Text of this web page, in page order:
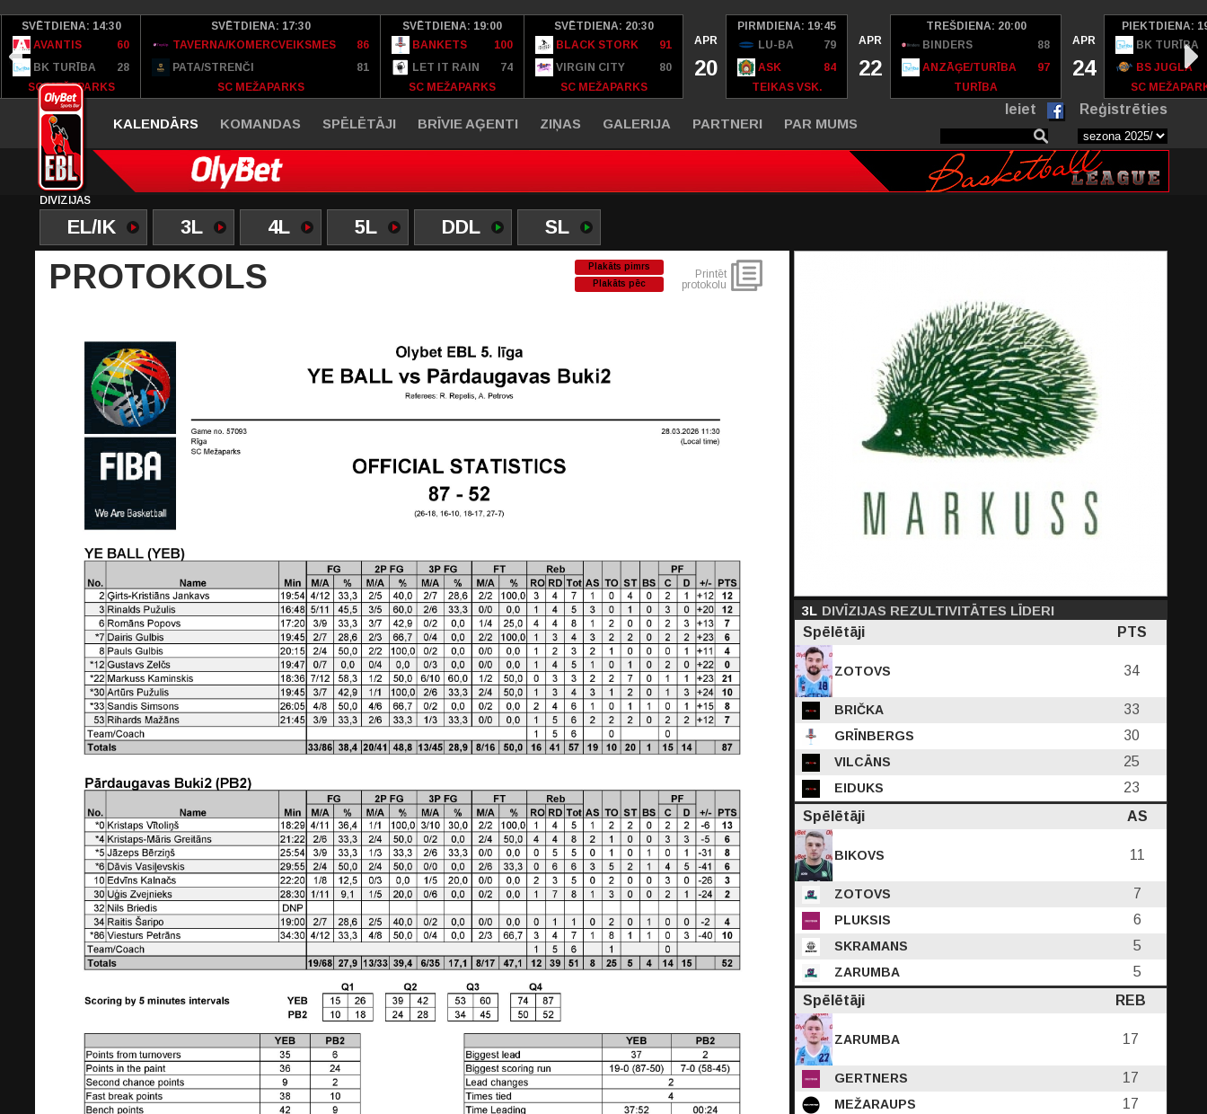
SVĒTDIENA: 14:30
AVANTIS
60
BK TURĪBA
28
SC MEŽAPARKS
SVĒTDIENA: 17:30
TAVERNA/KOMERCVEIKSMES
86
PATA/STRENČI
81
SC MEŽAPARKS
SVĒTDIENA: 19:00
BANKETS
100
LET IT RAIN
74
SC MEŽAPARKS
SVĒTDIENA: 20:30
BLACK STORK
91
VIRGIN CITY
80
SC MEŽAPARKS
APR
20
PIRMDIENA: 19:45
LU-BA
79
ASK
84
TEIKAS VSK.
APR
22
TREŠDIENA: 20:00
BINDERS
88
ANZĀĢE/TURĪBA
97
TURĪBA
APR
24
PIEKTDIENA:
BK TURĪBA
BS JUGLA
SC
KALENDĀRS KOMANDAS SPĒLĒTĀJI BRĪVIE AĢENTI ZIŅAS GALERIJA PARTNERI PAR MUMS
Ieiet Reģistrēties
DIVĪZIJAS
EL/IK 3L 4L 5L DDL SL
PROTOKOLS
Plakāts pimrs
Plakāts pēc
Printēt
protokolu
3L DIVĪZIJAS REZULTIVITĀTES LĪDERI
Spēlētāji
PTS
ZOTOVS 34
BRIČKA 33
GRĪNBERGS 30
VILCĀNS 25
EIDUKS
23
Spēlētāji
AS
BIKOVS 11
ZOTOVS 7
PLUKSIS 6
SKRAMANS 5
ZARUMBA
5
Spēlētāji
REB
ZARUMBA 17
GERTNERS 17
MEŽARAUPS 17